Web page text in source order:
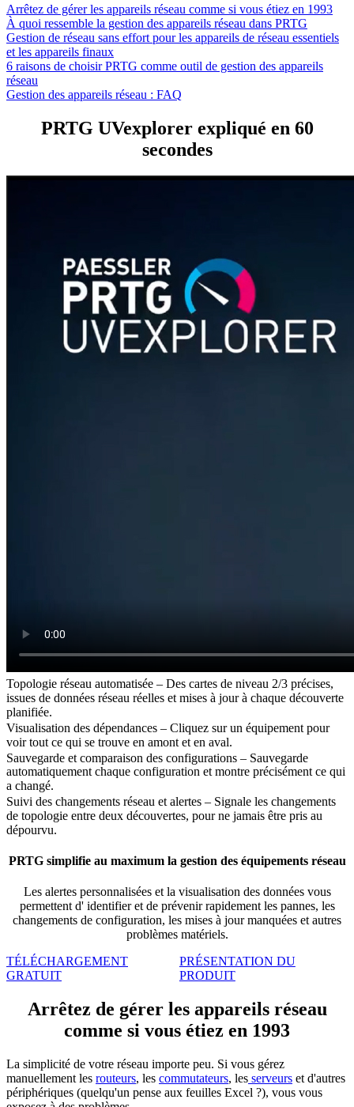
Arrêtez de gérer les appareils réseau comme si vous étiez en 1993
À quoi ressemble la gestion des appareils réseau dans PRTG
Gestion de réseau sans effort pour les appareils de réseau essentiels
et les appareils finaux
6 raisons de choisir PRTG comme outil de gestion des appareils
réseau
Gestion des appareils réseau : FAQ
PRTG UVexplorer expliqué en 60
secondes
Topologie réseau automatisée – Des cartes de niveau 2/3 précises,
issues de données réseau réelles et mises à jour à chaque découverte
planifiée.
Visualisation des dépendances – Cliquez sur un équipement pour
voir tout ce qui se trouve en amont et en aval.
Sauvegarde et comparaison des configurations – Sauvegarde
automatiquement chaque configuration et montre précisément ce qui
a changé.
Suivi des changements réseau et alertes – Signale les changements
de topologie entre deux découvertes, pour ne jamais être pris au
dépourvu.
PRTG simplifie au maximum la gestion des équipements réseau
Les alertes personnalisées et la visualisation des données vous
permettent d' identifier et de prévenir rapidement les pannes, les
changements de configuration, les mises à jour manquées et autres
problèmes matériels.
TÉLÉCHARGEMENT
GRATUIT
PRÉSENTATION DU
PRODUIT
Arrêtez de gérer les appareils réseau
comme si vous étiez en 1993
La simplicité de votre réseau importe peu. Si vous gérez
manuellement les routeurs, les commutateurs, les serveurs et d'autres
périphériques (quelqu'un pense aux feuilles Excel ?), vous vous